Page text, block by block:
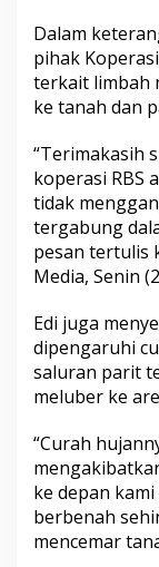
Dalam
pihak
terkait limbah
ke tanah dan
“Terimakasih
koperasi RBS
tidak
tergabung
pesan tertulis
Media, Senin
Edi juga
dipengaruhi
saluran parit
meluber ke
“Curah
ke depan
berbenah
mencemar